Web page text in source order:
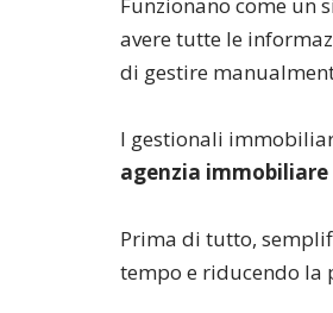
Funzionano come un
avere tutte le
di gestire
I gestionali
agenzia immobiliare
Prima di tutto,
tempo e riducendo